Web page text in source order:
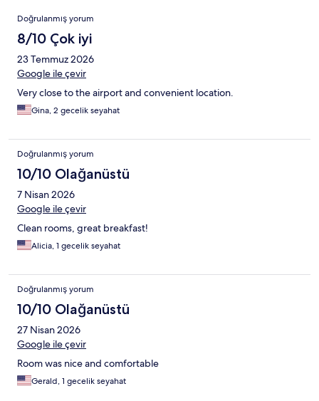
Yorumlar
Doğrulanmış yorum
8/10 Çok iyi
23 Temmuz 2026
Google ile çevir
Very close to the airport and convenient location.
Gina, 2 gecelik seyahat
Doğrulanmış yorum
10/10 Olağanüstü
7 Nisan 2026
Google ile çevir
Clean rooms, great breakfast!
Alicia, 1 gecelik seyahat
Doğrulanmış yorum
10/10 Olağanüstü
27 Nisan 2026
Google ile çevir
Room was nice and comfortable
Gerald, 1 gecelik seyahat